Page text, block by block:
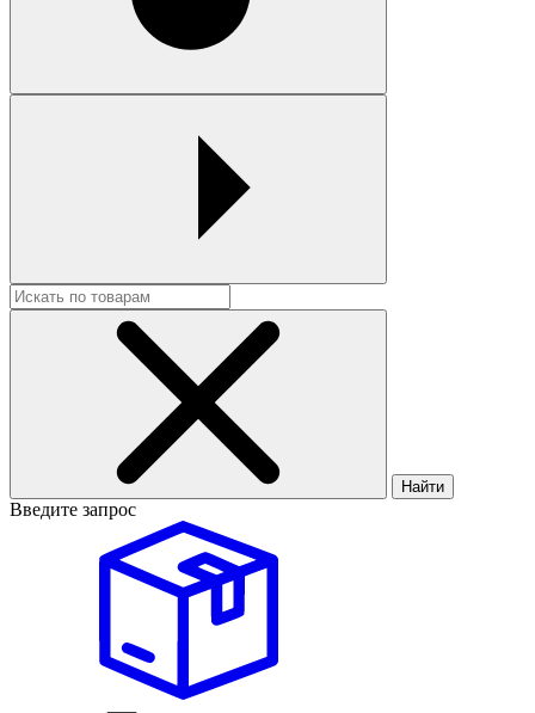
Найти
Введите запрос